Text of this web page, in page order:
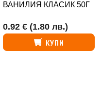
ВАНИЛИЯ КЛАСИК 50Г
0.92 € (1.80 лв.)
КУПИ